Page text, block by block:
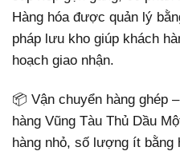
Hàng hóa được quản lý
pháp lưu kho giúp khách
hoạch giao nhận.
📦 Vận chuyển hàng ghép
hàng Vũng Tàu Thủ Dầu
hàng nhỏ, số lượng ít bằng